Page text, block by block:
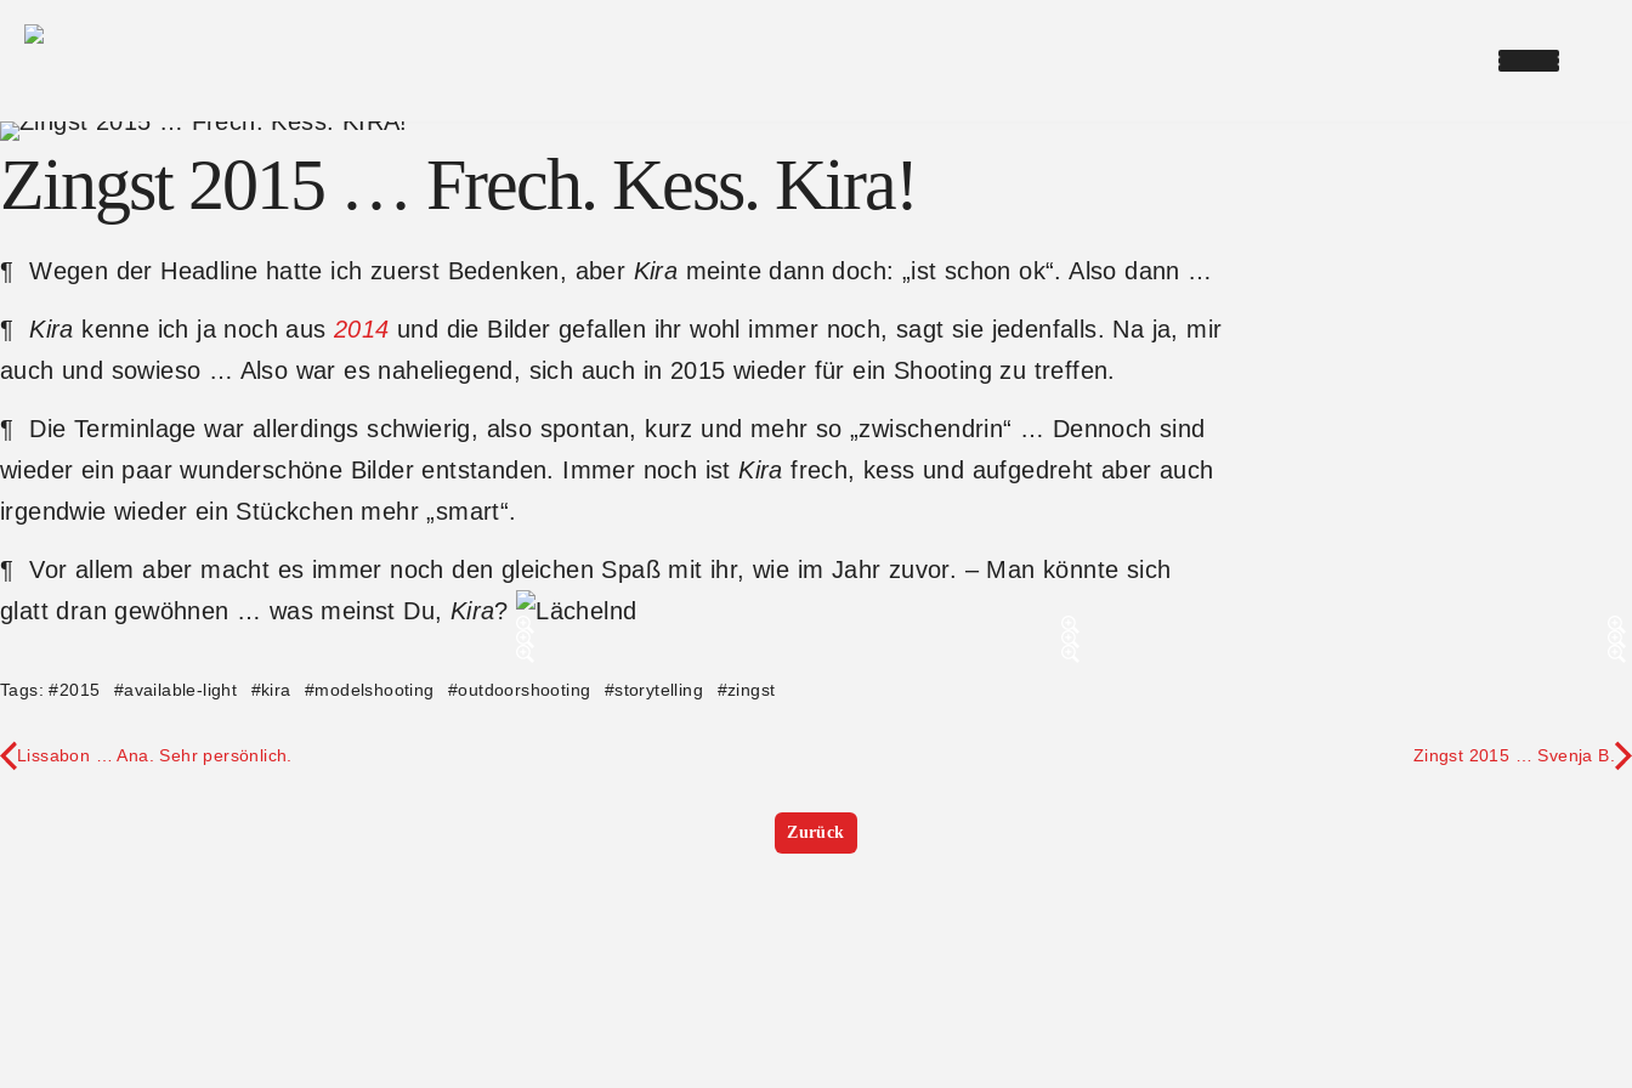
Zingst 2015 … Frech. Kess. Kira!
¶ Wegen der Headline hatte ich zuerst Bedenken, aber Kira meinte dann doch: „ist schon ok“. Also dann …
¶Kira kenne ich ja noch aus2014 und die Bilder gefallen ihr wohl immer noch, sagt sie jeden­falls. Na ja, mir
auch und sowieso … Also war es naheliegend, sich auch in 2015 wieder für ein Shooting zu treffen.
¶ Die Terminlage war allerdings schwierig, also spontan, kurz und mehr so „zwischendrin“ … Dennoch sind
wieder ein paar wunderschöne Bilder entstanden. Immer noch istKira frech, kess und aufgedreht aber auch
irgendwie wieder ein Stückchen mehr „smart“.
¶ Vor allem aber macht es immer noch den gleichen Spaß mit ihr, wie im Jahr zuvor. – Man könnte sich
glatt dran gewöhnen … was meinst Du, Kira?
Tags: #2015 #available-light #kira #modelshooting #outdoorshooting #storytelling #zingst
Zingst 2015 … Svenja B.
Lissabon … Ana. Sehr persönlich.
Zurück